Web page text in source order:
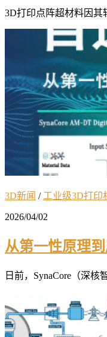
3D打印点阵超材料因其
3D新闻 /工业级3D打印
2026/04/02
从第一性原理
日前，SynaCore（深